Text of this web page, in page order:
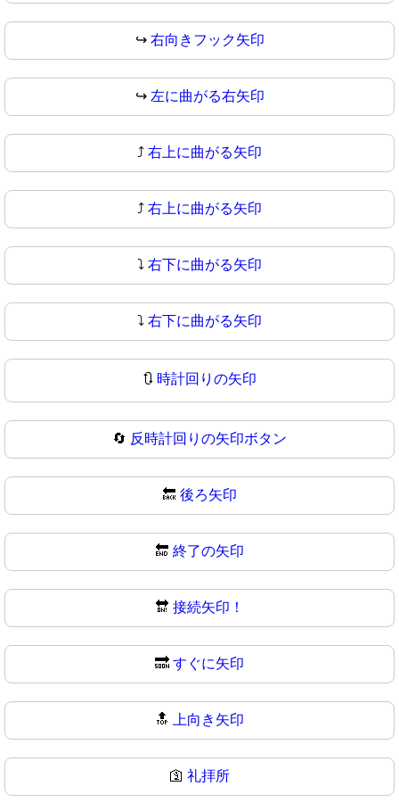
↪️ 右向きフック矢印
↪ 左に曲がる右矢印
⤴️ 右上に曲がる矢印
⤴ 右上に曲がる矢印
⤵️ 右下に曲がる矢印
⤵ 右下に曲がる矢印
🔃 時計回りの矢印
🔄 反時計回りの矢印ボタン
🔙 後ろ矢印
🔚 終了の矢印
🔛 接続矢印！
🔜 すぐに矢印
🔝 上向き矢印
🛐 礼拝所